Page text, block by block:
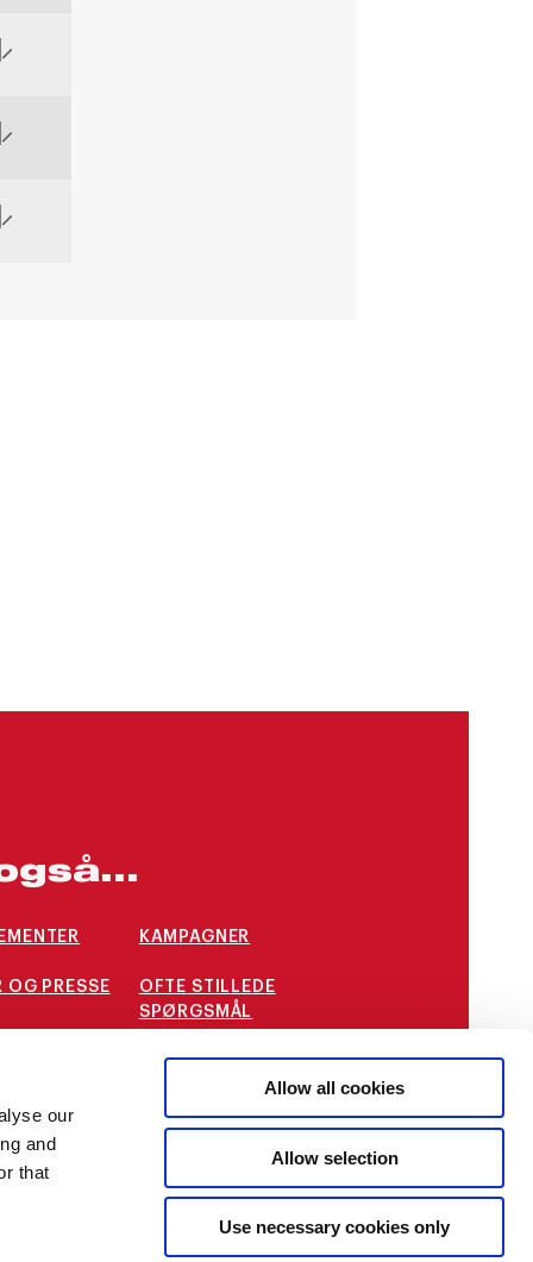
our
and
that
Allow all cookies
Allow selection
Use necessary cookies only
KAMPAGNER
OG PRESSE
OFTE STILLEDE
SPØRGSMÅL
INTERNATIONALE